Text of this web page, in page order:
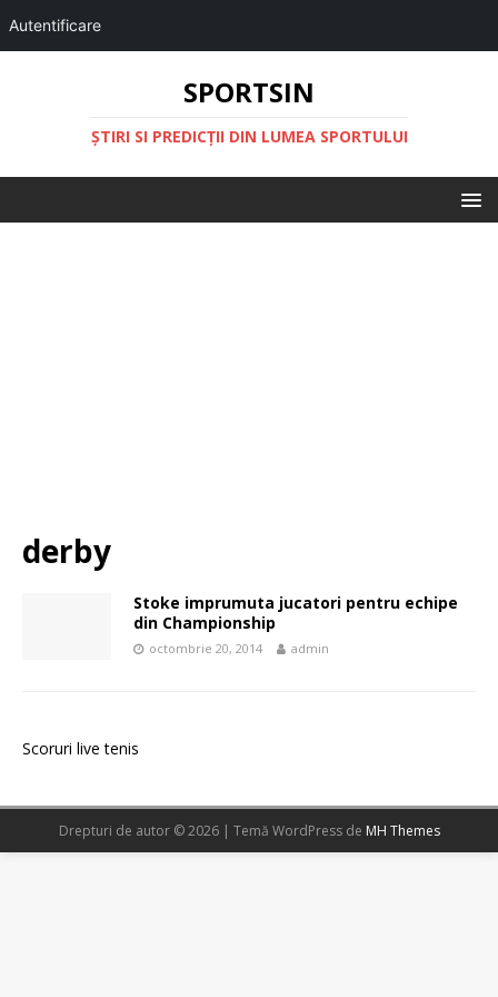
Autentificare
SPORTSIN
ŞTIRI SI PREDICŢII DIN LUMEA SPORTULUI
derby
Stoke imprumuta jucatori pentru echipe
din Championship
octombrie 20, 2014 admin
Scoruri live tenis
Drepturi de autor © 2026 | Temă WordPress de MH Themes